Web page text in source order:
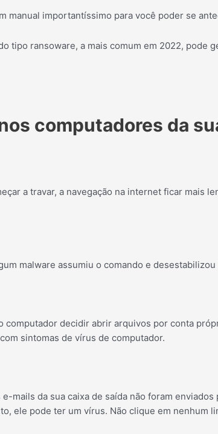
manual importantíssimo para você poder se
tipo ransoware, a mais comum em 2022, pode
computadores da
a travar, a navegação na internet ficar mais
malware assumiu o comando e
decidir abrir arquivos por conta
sintomas de vírus de computador.
mails da sua caixa de saída não foram
ele pode ter um vírus. Não clique em nenhum